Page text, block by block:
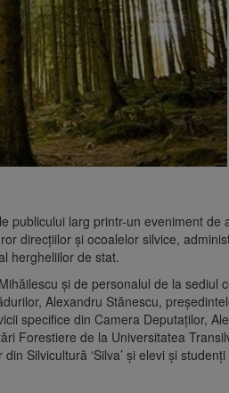
publicului larg printr-un eveniment de
direcţiilor şi ocoalelor silvice,
hergheliilor de stat.
şi de personalul de la sediul
Alexandru Stănescu,
specifice din Camera Deputaţilor,
Forestiere de la Universitatea
Silvicultură ‘Silva’ şi elevi şi